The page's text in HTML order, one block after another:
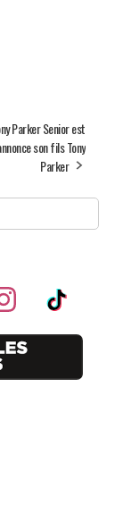
Parker Senior est
son fils Tony
Parker